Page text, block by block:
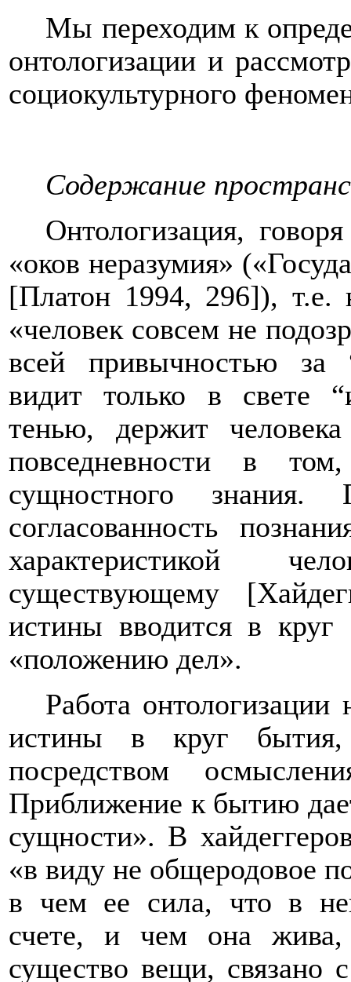
Мы переходим к
онтологизации и
социокультурного
Содержание
Онтологизация,
«оков неразумия»
[Платон 1994, 296]), т.е.
«человек совсем не
всей привычностью за
видит только в свете
тенью, держит
повседневности в том,
сущностного знания.
согласованность
характеристикой
существующему
истины вводится в круг
«положению дел».
Работа
истины в круг
посредством
Приближение к бытию
сущности». В
«в виду не общеродовое
в чем ее сила, что в
счете, и чем она
существо вещи, связано